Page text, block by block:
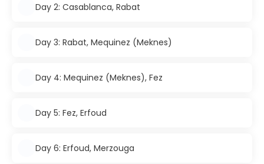
Day 2: Casablanca, Rabat
Day 3: Rabat, Mequinez (Meknes)
Day 4: Mequinez (Meknes), Fez
Day 5: Fez, Erfoud
Day 6: Erfoud, Merzouga